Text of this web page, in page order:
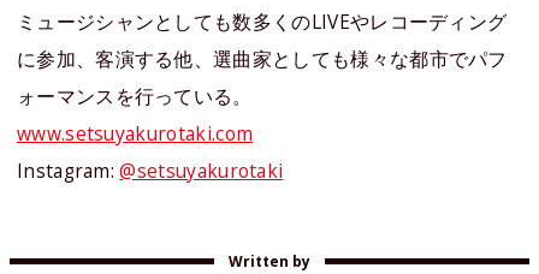
ミュージシャンとしても数多くのLIVEやレコーディング
に参加、客演する他、選曲家としても様々な都市でパフ
ォーマンスを行っている。
www.setsuyakurotaki.com
Instagram:@setsuyakurotaki
Written by